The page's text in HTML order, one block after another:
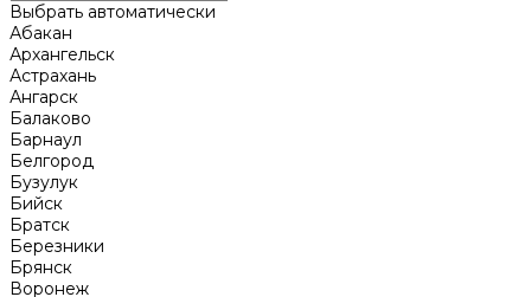
Выбрать автоматически
Абакан
Архангельск
Астрахань
Ангарск
Балаково
Барнаул
Белгород
Бузулук
Бийск
Братск
Березники
Брянск
Воронеж